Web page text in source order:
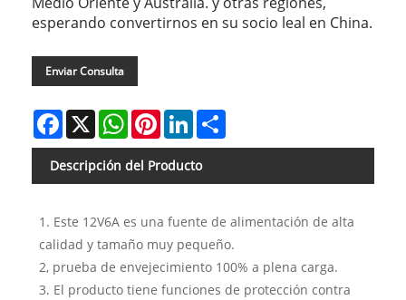
esperando convertirnos en su socio leal en China.
Enviar Consulta
Facebook
X WhatsAppPinterestLinkedIn
Descripción del Producto
1. Este 12V6A es una fuente de alimentación de alta
calidad y tamaño muy pequeño.
2, prueba de envejecimiento 100% a plena carga.
3. El producto tiene funciones de protección contra